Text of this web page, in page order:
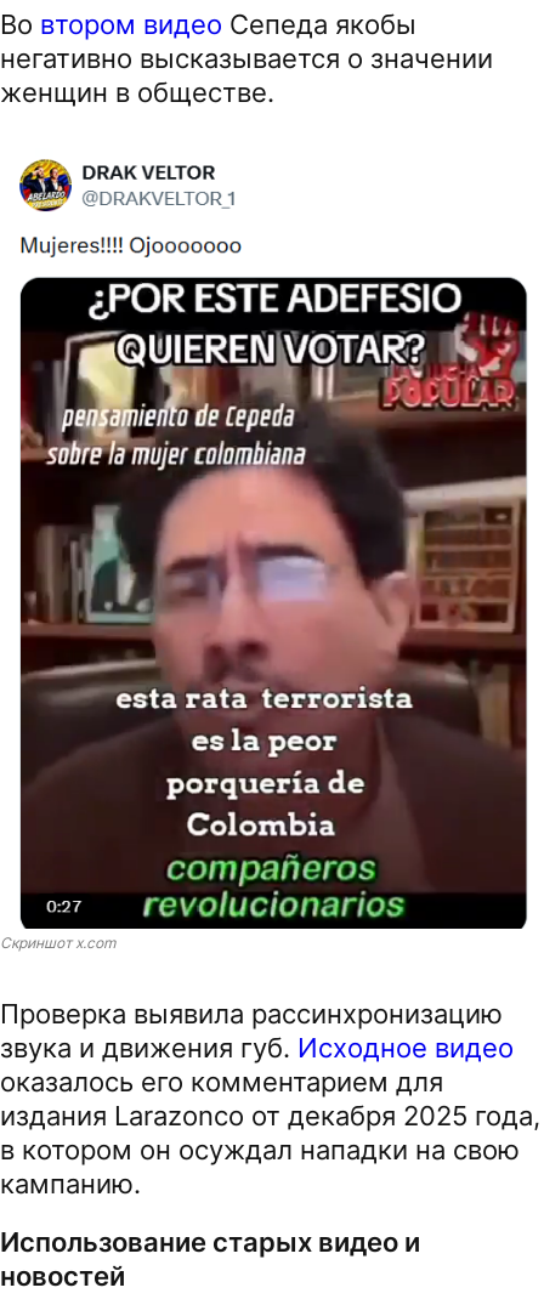
Во втором видео Сепеда якобы
негативно высказывается о значении
женщин в обществе.
Скриншот x.com
Проверка выявила рассинхронизацию
звука и движения губ. Исходное видео
оказалось его комментарием для
издания Larazonco от декабря 2025 года,
в котором он осуждал нападки на свою
кампанию.
Использование старых видео и
новостей